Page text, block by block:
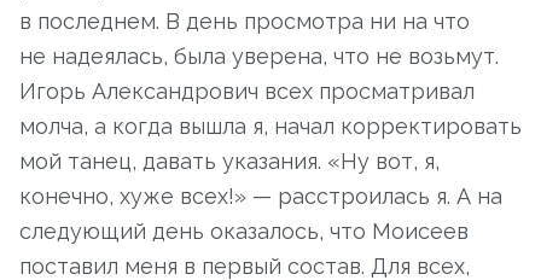
в последнем. В день просмотра ни на что
не надеялась, была уверена, что не возьмут.
Игорь Александрович всех просматривал
молча, а когда вышла я, начал корректировать
мой танец, давать указания. «Ну вот, я,
конечно, хуже всех!» — расстроилась я. А на
следующий день оказалось, что Моисеев
поставил меня в первый состав. Для всех,